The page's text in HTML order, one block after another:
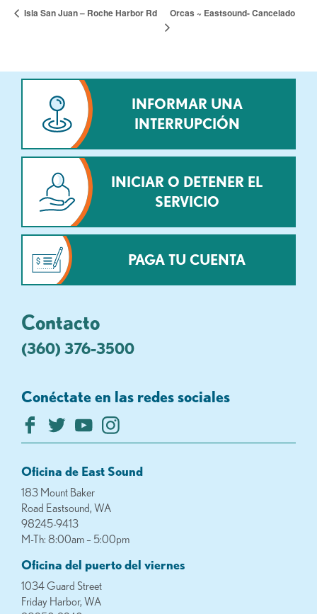
Isla San Juan – Roche Harbor Rd Orcas ~ Eastsound- Cancelado
INFORMAR UNA
INTERRUPCIÓN
INICIAR O DETENER EL
SERVICIO
PAGA TU CUENTA
Contacto
(360) 376-3500
Conéctate en las redes sociales
Oficina de East Sound
183 Mount Baker
Road Eastsound, WA
98245-9413
M-Th: 8:00am – 5:00pm
Oficina del puerto del viernes
1034 Guard Street
Friday Harbor, WA